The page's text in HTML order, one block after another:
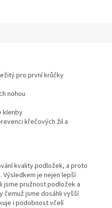
pro první krůčky
nohou
klenby
křečových žil a
kvality podložek, a proto
Výsledkem je nejen lepší
jsme pružnost podložek a
čemuž jsme dosáhli vyšší
i podobnost včelí